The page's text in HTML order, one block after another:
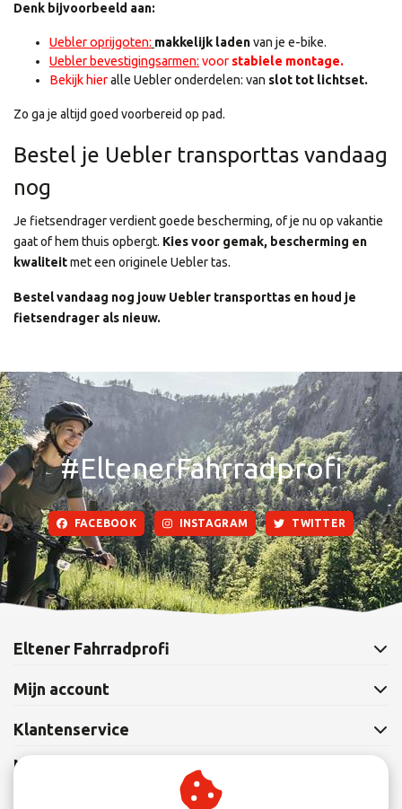
Denk bijvoorbeeld aan:
Uebler oprijgoten: makkelijk ladenvan je e-bike.
Uebler bevestigingsarmen: voor stabiele montage.
Bekijk hieralle Uebler onderdelen: van slot tot lichtset.
Zo ga je altijd goed voorbereid op pad.
Bestel je Uebler transporttas vandaag
nog
Je fietsendrager verdient goede bescherming, of je nu op vakantie
gaat of hem thuis opbergt. Kies voor gemak, bescherming en
kwaliteitmet een originele Uebler tas.
Bestel vandaag nog jouw Uebler transporttas en houd je
fietsendrager als nieuw.
#EltenerFahrradprofi
FACEBOOK INSTAGRAM TWITTER
Eltener Fahrradprofi
Mijn account
Klantenservice
Nieuwsbrief
Abonneer je op onze nieuwsbrief om op de hoogte te blijven.